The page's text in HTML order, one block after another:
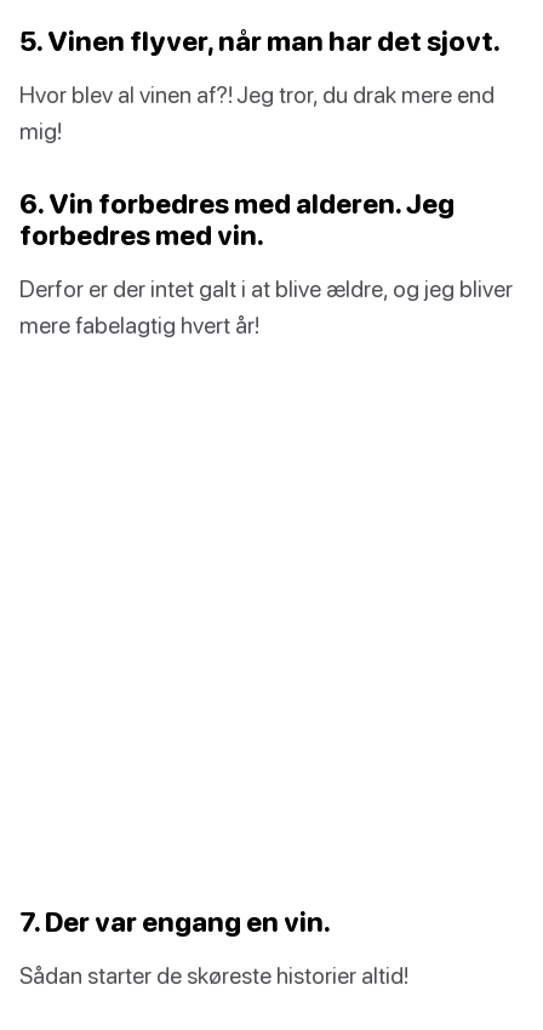
5. Vinen flyver, når man har det sjovt.
Hvor blev al vinen af?! Jeg tror, du drak mere end
mig!
6. Vin forbedres med alderen. Jeg
forbedres med vin.
Derfor er der intet galt i at blive ældre, og jeg bliver
mere fabelagtig hvert år!
7. Der var engang en vin.
Sådan starter de skøreste historier altid!